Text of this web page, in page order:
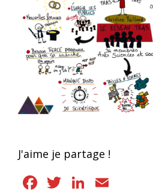
J'aime je partage !
Facebook
TwitterLinkedIn